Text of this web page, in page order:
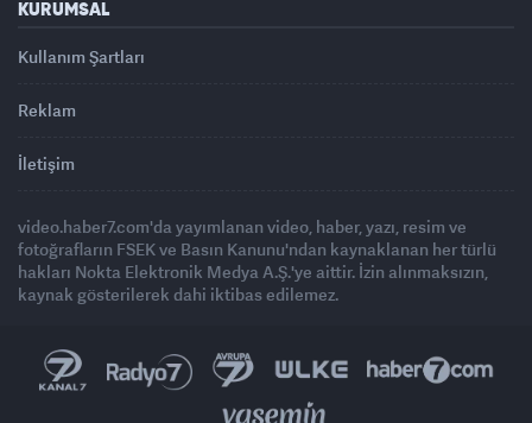
KURUMSAL
Kullanım Şartları
Reklam
İletişim
video.haber7.com'da yayımlanan video, haber, yazı, resim ve
fotoğrafların FSEK ve Basın Kanunu'ndan kaynaklanan her türlü
hakları Nokta Elektronik Medya A.Ş.'ye aittir. İzin alınmaksızın,
kaynak gösterilerek dahi iktibas edilemez.